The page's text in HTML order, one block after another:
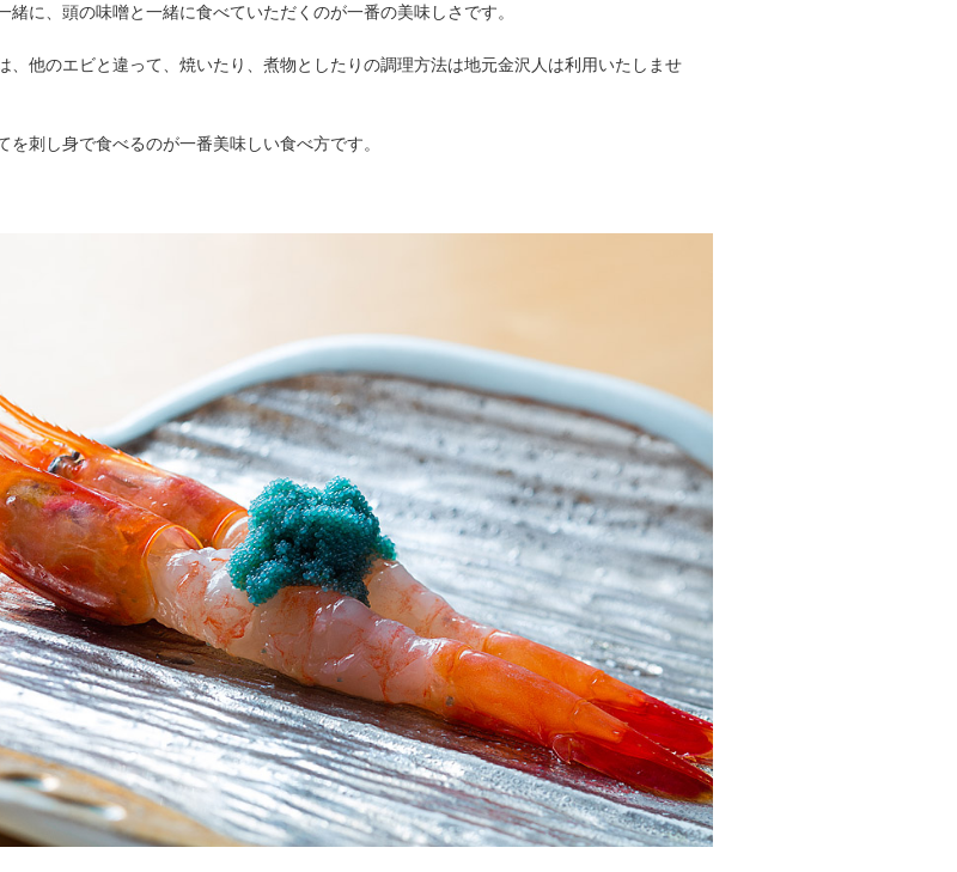
緒に、頭の味噌と一緒に食べていただくのが一番の美味しさです。
、他のエビと違って、焼いたり、煮物としたりの調理方法は地元金沢人は利用いたしませ
を刺し身で食べるのが一番美味しい食べ方です。